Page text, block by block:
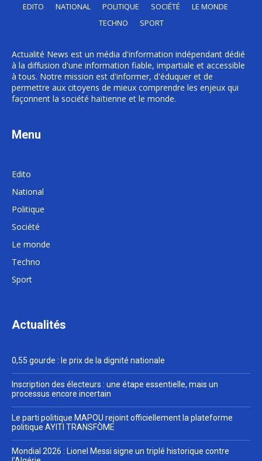
EDITO NATIONAL POLITIQUE SOCIÉTÉ
LE MONDE
TECHNO
SPORT
Actualité News est un média d'information indépendant dédié
à la diffusion d'une information fiable, impartiale et accessible
à tous. Notre mission est d'informer, d'éduquer et de
permettre aux citoyens de mieux comprendre les enjeux qui
façonnent la société haïtienne et le monde.
Menu
Edito
National
Politique
Société
Le monde
Techno
Sport
Actualités
0,55 gourde : le prix de la dignité nationale
Inscription des électeurs : une étape essentielle, mais un
processus encore incertain
Le parti politique MAPOU rejoint officiellement la plateforme
politique AYITI TRANSFÒME
Mondial 2026 : Lionel Messi signe un triplé historique contre